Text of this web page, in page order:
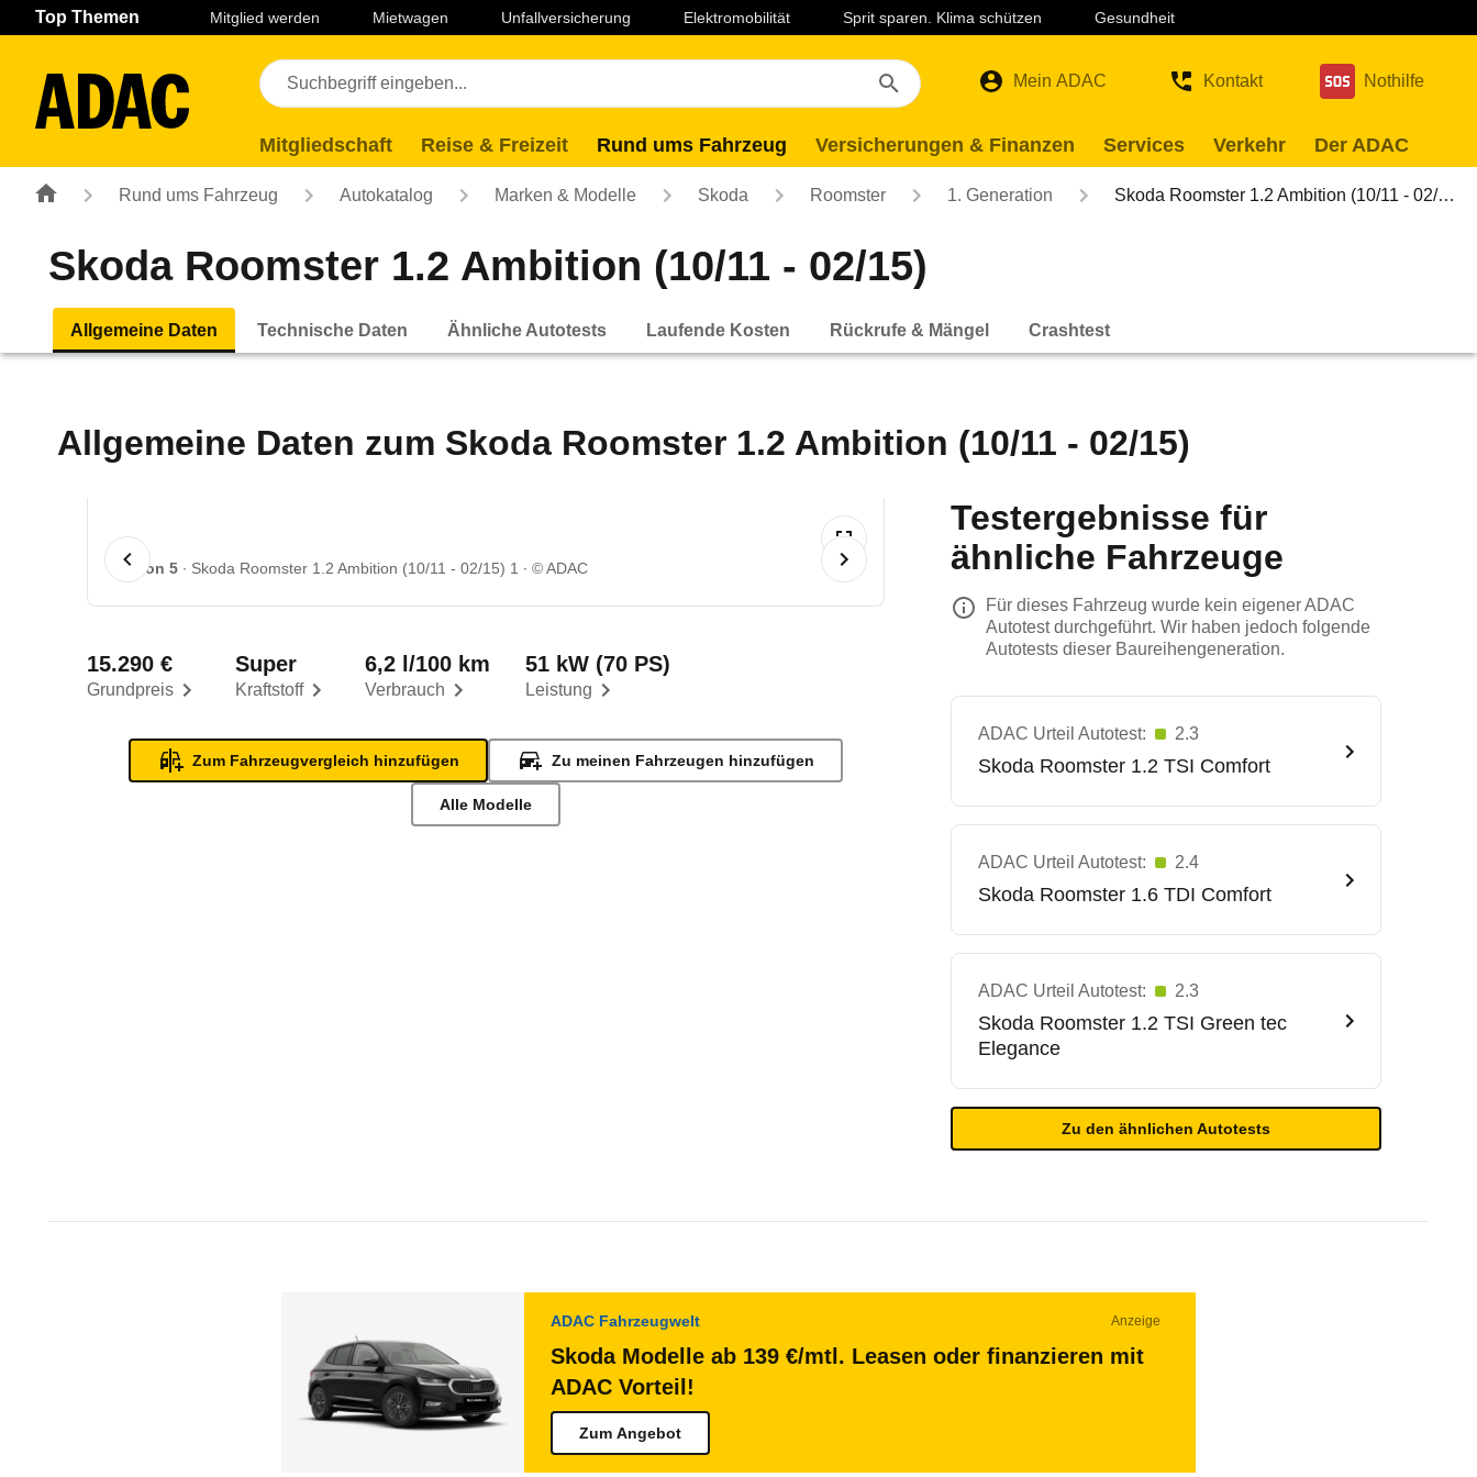
Navigation Seiteninhalt Fußzeile
Top Themen Mitglied werden Mietwagen Unfallversicherung Elektromobilität Sprit sparen. Klima schützen Gesundheit
Mein ADAC Kontakt Nothilfe
Mitgliedschaft Reise & Freizeit Rund ums Fahrzeug Versicherungen & Finanzen Services Verkehr Der ADAC
Rund ums Fahrzeug Autokatalog Marken & Modelle Skoda Roomster 1. Generation Skoda Roomster 1.2 Ambition (10/11 - 02/…
Skoda Roomster 1.2 Ambition (10/11 - 02/15)
Allgemeine Daten Technische Daten Ähnliche Autotests Laufende Kosten Rückrufe & Mängel Crashtest
Allgemeine Daten zum Skoda Roomster 1.2 Ambition (10/11 - 02/15)
1 von 5 Skoda Roomster 1.2 Ambition (10/11 - 02/15) 1 © ADAC
Grundpreis
15.290 €
Kraftstoff
Super
Verbrauch
6,2 l/100 km
Leistung
51 kW (70 PS)
Zum Fahrzeugvergleich hinzufügen Zu meinen Fahrzeugen hinzufügen
Alle Modelle
Testergebnisse für
ähnliche Fahrzeuge
Für dieses Fahrzeug wurde kein eigener ADAC
Autotest durchgeführt. Wir haben jedoch folgende
Autotests dieser Baureihengeneration.
ADAC Urteil Autotest: 2.3
Skoda Roomster 1.2 TSI Comfort
ADAC Urteil Autotest: 2.4
Skoda Roomster 1.6 TDI Comfort
ADAC Urteil Autotest: 2.3
Skoda Roomster 1.2 TSI Green tec
Elegance
Zu den ähnlichen Autotests
ADAC Fahrzeugwelt Anzeige
Skoda Modelle ab 139 €/mtl. Leasen oder finanzieren mit
ADAC Vorteil!
Zum Angebot